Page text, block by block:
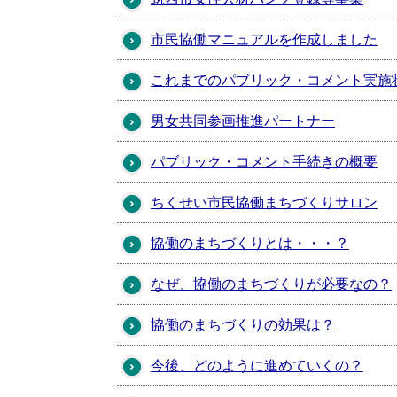
市民協働マニュアルを作成しました
これまでのパブリック・コメント実施
男女共同参画推進パートナー
パブリック・コメント手続きの概要
ちくせい市民協働まちづくりサロン
協働のまちづくりとは・・・？
なぜ、協働のまちづくりが必要なの？
協働のまちづくりの効果は？
今後、どのように進めていくの？